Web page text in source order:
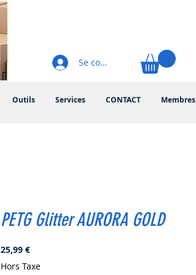
Outils Services CONTACT Membres
Se connecter
PETG Glitter AURORA GOLD
25,99 €Prix
Hors Taxe